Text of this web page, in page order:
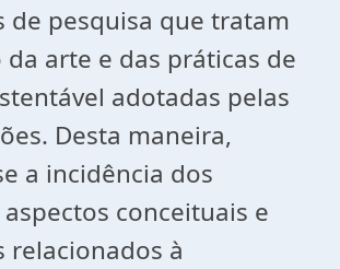
de pesquisa que tratam
arte e das práticas de
adotadas pelas
Desta maneira,
a incidência dos
conceituais e
relacionados à